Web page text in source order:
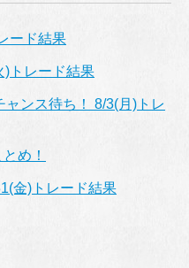
ード結果
)トレード結果
ンス待ち！ 8/3(月)トレ
め！
金)トレード結果